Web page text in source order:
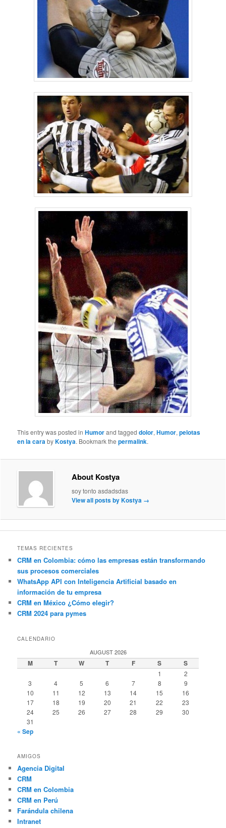
This entry was posted inHumorand taggeddolor,Humor,pelotas
en la carabyKostya. Bookmark thepermalink.
About Kostya
soy tonto asdadsdas
View all posts by Kostya →
TEMAS RECIENTES
CRM en Colombia: cómo las empresas están transformando
sus procesos comerciales
WhatsApp API con Inteligencia Artificial basado en
información de tu empresa
CRM en México ¿Cómo elegir?
CRM 2024 para pymes
CALENDARIO
AUGUST 2026
M T W T F S S
1
2
3
4 5 6 7 8
9
10
11 12 13 14 15
16
17
18 19 20 21 22
23
24
25 26 27 28 29
30
31
« Sep
AMIGOS
Agencia Digital
CRM
CRM en Colombia
CRM en Perú
Farándula chilena
Intranet